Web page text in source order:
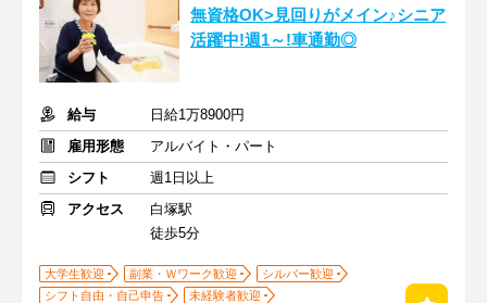
無資格OK>見回りがメイン♪シニア
活躍中!週1～!車通勤◎
給与
日給1万8900円
雇用形態
アルバイト・パート
シフト
週1日以上
アクセス
白塚駅
徒歩5分
大学生歓迎 副業・Ｗワーク歓迎
シルバー歓迎
シフト自由・自己申告
未経験者歓迎